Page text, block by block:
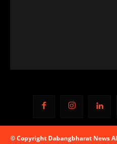
© Copyright Dabangbharat News